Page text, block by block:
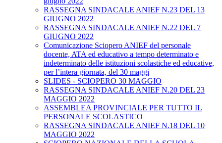
RASSEGNA SINDACALE ANIEF N.23 DEL 13
GIUGNO 2022
RASSEGNA SINDACALE ANIEF N.22 DEL 7
GIUGNO 2022
Comunicazione Sciopero ANIEF del personale
docente, ATA ed educativo a tempo determinato e
indeterminato delle istituzioni scolastiche ed educative,
per l’intera giornata, del 30 maggi
SLIDES - SCIOPERO 30 MAGGIO
RASSEGNA SINDACALE ANIEF N.20 DEL 23
MAGGIO 2022
ASSEMBLEA PROVINCIALE PER TUTTO IL
PERSONALE SCOLASTICO
RASSEGNA SINDACALE ANIEF N.18 DEL 10
MAGGIO 2022